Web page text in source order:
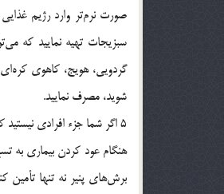
صورت نرم‌تر وارد رژیم
سبزیجات تهیه‌ نمایید که
شوید، مصرف نمایید.
5 اگر شما جزء افرادی
هنگام عود کردن بیماری به
برش‌های پنیر نه تنها تأمین